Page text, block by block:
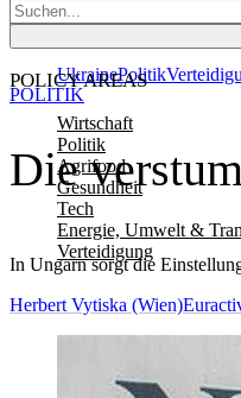
POLICY AREAS
Wirtschaft
Politik
Agrifood
Gesundheit
Tech
Energie, Umwelt &
Verteidigung
UkrainePolitik
Die
In Ungarn sorgt die
POLITIK
Herbert Vytiska (Wien)